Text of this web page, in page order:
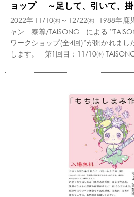
ョップ ～足して、引いて、掛
2022年11/10㈭～12/22㈭ 1988年鹿
ャン 泰尊/TAISONG による
ワークショップ(全4回)”が開かれまし
します。 第1回目：11/10㈭